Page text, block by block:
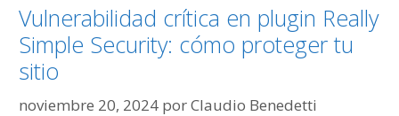
Vulnerabilidad crítica en plugin Really
Simple Security: cómo proteger tu
sitio
noviembre 20, 2024 porClaudio Benedetti